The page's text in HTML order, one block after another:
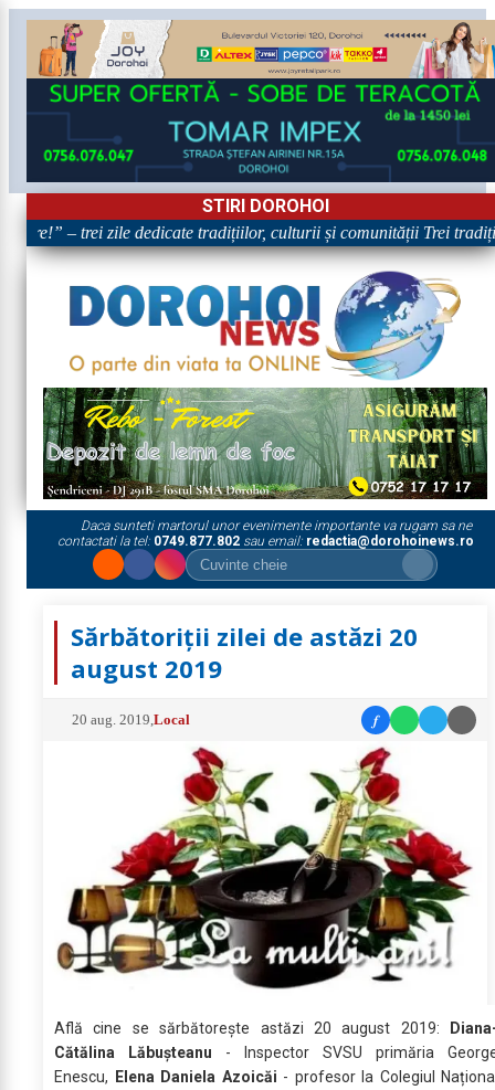
STIRI DOROHOI
– trei zile dedicate tradițiilor, culturii și comunității Trei
Daca sunteti martorul unor evenimente importante va rugam sa ne
contactati la tel: 0749.877.802sau email: redactia@dorohoinews.ro
Sărbătoriții zilei de astăzi 20
august 2019
20 aug. 2019 ,Local f
Află cine se sărbătoreşte astăzi 20 august 2019:
Cătălina Lăbușteanu - Inspector SVSU primăria
Enescu,
Elena Daniela Azoicăi - profesor la Colegiul